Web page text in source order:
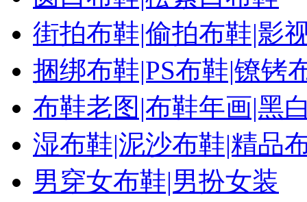
街拍布鞋|偷拍布鞋|影
捆绑布鞋|PS布鞋|镣铐
布鞋老图|布鞋年画|黑
湿布鞋|泥沙布鞋|精品
男穿女布鞋|男扮女装